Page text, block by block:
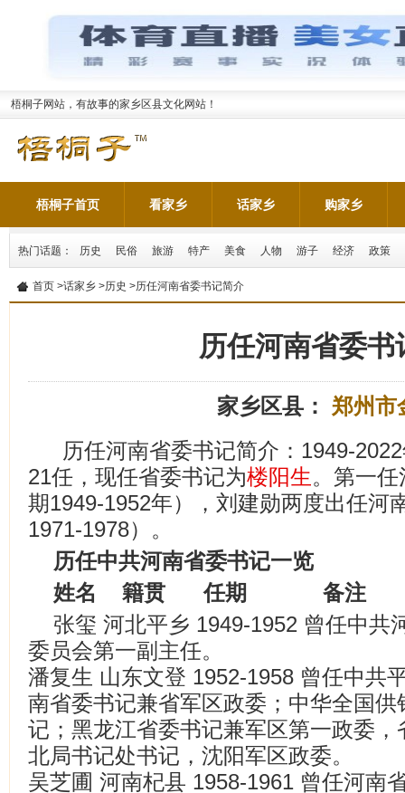
梧桐子网站，有故事的家乡区县文化网站！
梧桐子首页 看家乡 话家乡 购家乡
热门话题： 历史 民俗 旅游 特产 美食 人物 游子 经济 政策
首页 >话家乡 >历史 >历任河南省委书记简介
历任河南省委书
家乡区县： 郑州市
历任河南省委书记简介：1949-
21任，现任省委书记为楼阳生。第一
期1949-1952年），刘建勋两度出任河
1971-1978）。
历任中共河南省委书记一览
姓名 籍贯 任期 备注
张玺 河北平乡 1949-1952 曾任中共
委员会第一副主任。
潘复生 山东文登 1952-1958 曾任中共
南省委书记兼省军区政委；中华全国
记；黑龙江省委书记兼军区第一政委
北局书记处书记，沈阳军区政委。
吴芝圃 河南杞县 1958-1961 曾任河南